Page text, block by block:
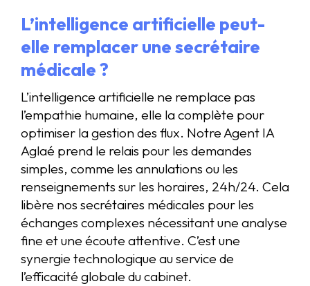
L’intelligence artificielle peut-
elle remplacer une secrétaire
médicale ?
L’intelligence artificielle ne remplace pas
l’empathie humaine, elle la complète pour
optimiser la gestion des flux. Notre Agent IA
Aglaé prend le relais pour les demandes
simples, comme les annulations ou les
renseignements sur les horaires, 24h/24. Cela
libère nos secrétaires médicales pour les
échanges complexes nécessitant une analyse
fine et une écoute attentive. C’est une
synergie technologique au service de
l’efficacité globale du cabinet.